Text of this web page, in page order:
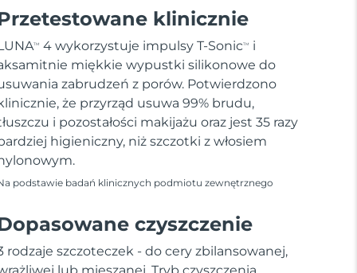
klinicznie
TM 4 wykorzystuje impulsy T-SonicTM
i
miękkie wypustki silikonowe do
zabrudzeń z porów. Potwierdzono
że przyrząd usuwa 99% brudu,
i pozostałości makijażu oraz jest 35 razy
higieniczny, niż szczotki z włosiem
podstawie badań klinicznych podmiotu zewnętrznego
czyszczenie
rodzaje szczoteczek - do cery zbilansowanej,